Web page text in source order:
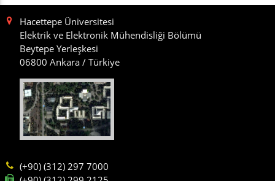
Hacettepe Üniversitesi
Elektrik ve Elektronik Mühendisliği Bölümü
Beytepe Yerleşkesi
06800 Ankara / Türkiye
(+90) (312) 297 7000